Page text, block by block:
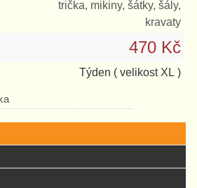
trička, mikiny, šátky, šály,
kravaty
470 Kč
Týden ( velikost XL )